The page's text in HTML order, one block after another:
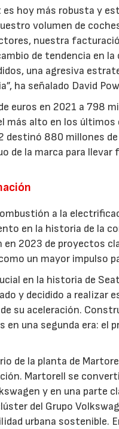
es hoy más robusta y
volumen de
nuestra
de tendencia en
una agresiva
ha señalado David
euros en 2021 a 798
más alto en los
destinó 880 millones
de la marca para
a la
en la historia de la
en 2023 de proyectos
un mayor impulso
en la historia de
y decidido a realizar
su aceleración.
en una segunda era: el
de la planta de
Martorell se
y en una parte
del Grupo
urbana sostenible.